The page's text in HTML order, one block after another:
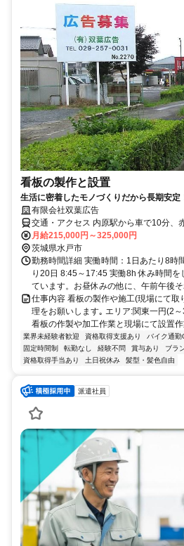
看板の製作と設置
生活に密着したモノづくりだから長期安定
有限会社双葉広告
交通・アクセス 内原駅から車で10分、
グ) 車通勤可、駐車場有、交通費支給(一
月給215,000円～325,000円
茨城県水戸市
勤務時間詳細 実働時間：1日あたり8時
り20日 8:45～17:45 実働8h 休み時間を
ています。お昼休みの他に、午前午後
仕事内容 看板の製作や施工(現場にて取
理をお願いします｡ エリア:関東一円(2
看板の作製や加工作業と現場にて設置
業界未経験者歓迎 資格取得支援あり バイク通勤
固定時間制
転勤なし 経験不問 賞与あり ブラ
資格取得手当あり
土日祝休み 髪型・髪色自由
派遣社員